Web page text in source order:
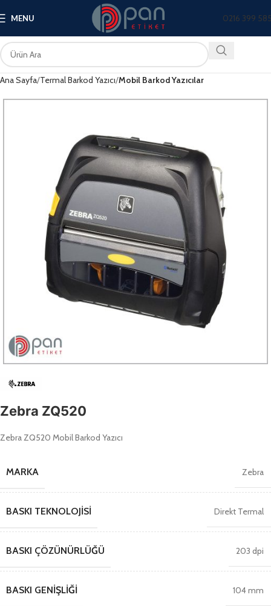
MENU 0216 399
Ana Sayfa Termal Barkod Yazıcı Mobil Barkod Yazıcılar
Zebra ZQ520
Zebra ZQ520 Mobil Barkod Yazıcı
MARKA Zebra
BASKI TEKNOLOJISI Direkt Termal
BASKI ÇÖZÜNÜRLÜĞÜ 203 dpi
BASKI GENIŞLIĞI 104 mm